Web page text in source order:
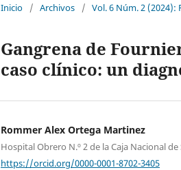
Inicio / Archivos / Vol. 6 Núm. 2 (2024):
Gangrena de
caso clínico: un
Rommer Alex Ortega Martinez
Hospital Obrero N.º 2 de la Caja Nacional
https://orcid.org/0000-0001-8702-3405